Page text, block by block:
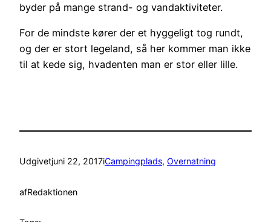
byder på mange strand- og vandaktiviteter.
For de mindste kører der et hyggeligt tog rundt,
og der er stort legeland, så her kommer man ikke
til at kede sig, hvadenten man er stor eller lille.
Udgivetjuni 22, 2017iCampingplads, Overnatning
afRedaktionen